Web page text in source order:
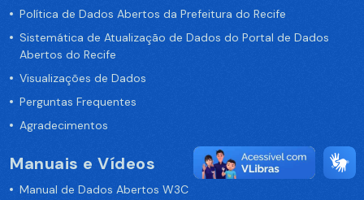
Política de Dados Abertos da Prefeitura do Recife
Sistemática de Atualização de Dados do Portal de Dados
Abertos do Recife
Visualizações de Dados
Perguntas Frequentes
Agradecimentos
Manuais e Vídeos
Manual de Dados Abertos W3C